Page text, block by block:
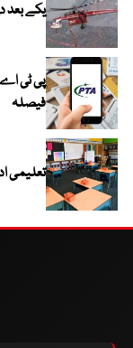
یکے بعد دیگرے 2 ہیلی کاپٹر
پی ٹی اے
فیصلہ
تعلیمی ادارے 24 اگست تک بند